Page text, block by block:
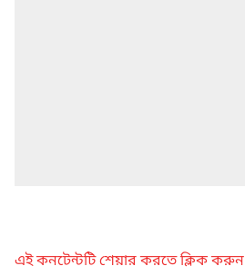
এই কনটেন্টটি শেয়ার করতে ক্লিক করুন